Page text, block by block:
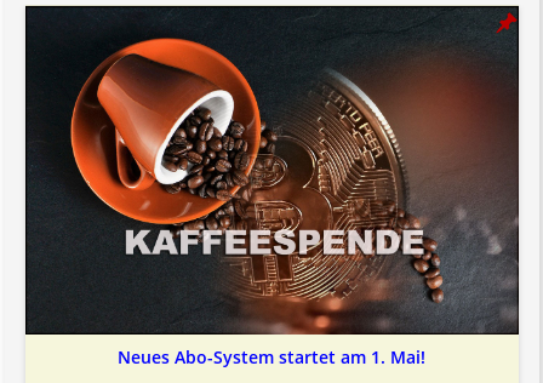
Neues Abo-System startet am 1. Mai!